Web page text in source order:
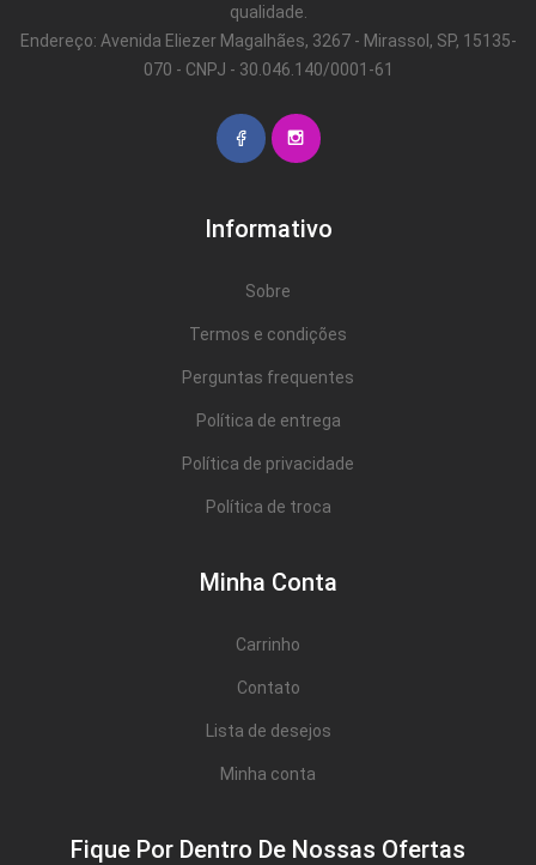
qualidade.
Endereço: Avenida Eliezer Magalhães, 3267 - Mirassol, SP, 15135-
070 - CNPJ - 30.046.140/0001-61
Informativo
Sobre
Termos e condições
Perguntas frequentes
Política de entrega
Política de privacidade
Política de troca
Minha Conta
Carrinho
Contato
Lista de desejos
Minha conta
Fique Por Dentro De Nossas Ofertas